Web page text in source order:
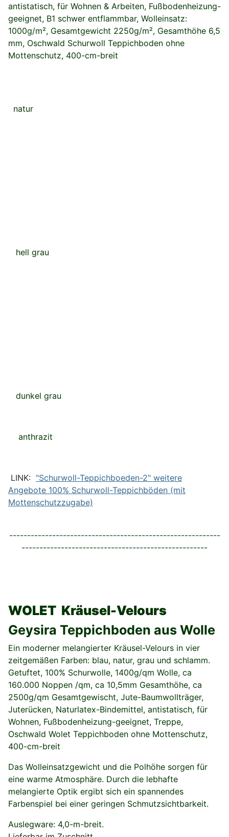
antistatisch, für Wohnen & Arbeiten, Fußbodenheizung-
geeignet, B1 schwer entflammbar, Wolleinsatz:
1000g/m², Gesamtgewicht 2250g/m², Gesamthöhe 6,5
mm, Oschwald Schurwoll Teppichboden ohne
Mottenschutz, 400-cm-breit
natur
hell grau
dunkel grau
anthrazit
LINK: "Schurwoll-Teppichboeden-2" weitere
Angebote 100% Schurwoll-Teppichböden (mit
Mottenschutzzugabe)
-----------------------------------------------------------
----------------------------------------------------
WOLET Kräusel-Velours
Geysira Teppichboden aus Wolle
Ein moderner melangierter Kräusel-Velours in vier
zeitgemäßen Farben: blau, natur, grau und schlamm.
Getuftet, 100% Schurwolle, 1400g/qm Wolle, ca
160.000 Noppen /qm, ca 10,5mm Gesamthöhe, ca
2500g/qm Gesamtgewischt, Jute-Baumwollträger,
Juterücken, Naturlatex-Bindemittel, antistatisch, für
Wohnen, Fußbodenheizung-geeignet, Treppe,
Oschwald Wolet Teppichboden ohne Mottenschutz,
400-cm-breit
Das Wolleinsatzgewicht und die Polhöhe sorgen für
eine warme Atmosphäre. Durch die lebhafte
melangierte Optik ergibt sich ein spannendes
Farbenspiel bei einer geringen Schmutzsichtbarkeit.
Auslegware: 4,0-m-breit.